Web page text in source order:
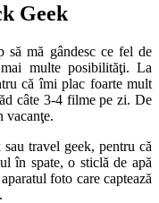
Geek
să mă gândesc ce fel de
multe posibilităţi. La
că îmi plac foarte mult
câte 3-4 filme pe zi. De
vacanţe.
travel geek, pentru că
în spate, o sticlă de apă
foto care captează